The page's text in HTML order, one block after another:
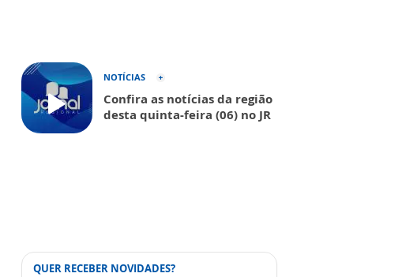
NOTÍCIAS
Confira as notícias da região
desta quinta-feira (06) no JR
QUER RECEBER NOVIDADES?